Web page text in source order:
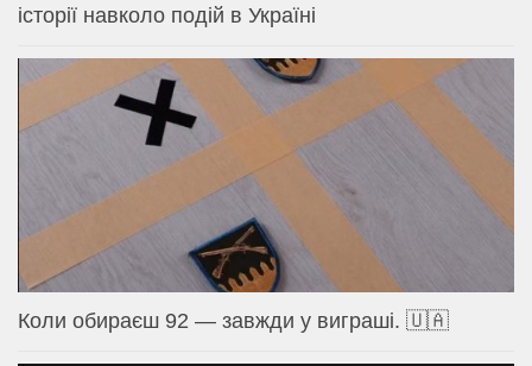
історії навколо подій в Україні
Коли обираєш 92 — завжди у виграші. 🇺🇦